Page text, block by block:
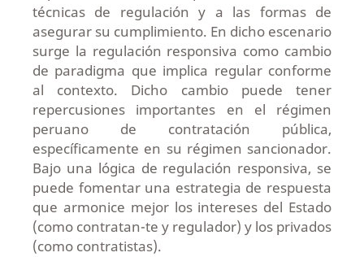
técnicas de regulación y a las formas de
asegurar su cumplimiento. En dicho escenario
surge la regulación responsiva como cambio
de paradigma que implica regular conforme
al contexto. Dicho cambio puede tener
repercusiones importantes en el régimen
peruano de contratación pública,
específicamente en su régimen sancionador.
Bajo una lógica de regulación responsiva, se
puede fomentar una estrategia de respuesta
que armonice mejor los intereses del Estado
(como contratan-te y regulador) y los privados
(como contratistas).